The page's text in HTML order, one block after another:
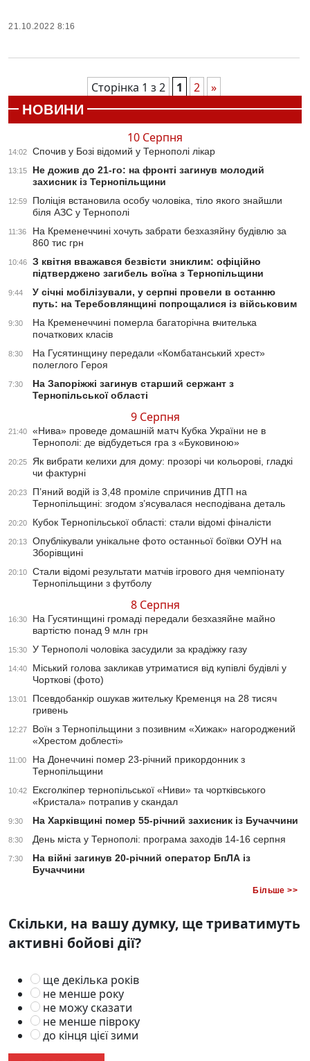
21.10.2022 8:16
Сторінка 1 з 2 1 2
»
НОВИНИ
10 Серпня
14:02 Спочив у Бозі відомий у Тернополі лікар
13:15
Не дожив до 21-го: на фронті загинув молодий
захисник із Тернопільщини
12:59
Поліція встановила особу чоловіка, тіло якого знайшли
біля АЗС у Тернополі
11:36
На Кременеччині хочуть забрати безхазяйну будівлю за
860 тис грн
10:46
З квітня вважався безвісти зниклим: офіційно
підтверджено загибель воїна з Тернопільщини
9:44
У січні мобілізували, у серпні провели в останню
путь: на Теребовлянщині попрощалися із військовим
9:30
На Кременеччині померла багаторічна вчителька
початкових класів
8:30
На Гусятинщину передали «Комбатанський хрест»
полеглого Героя
7:30
На Запоріжжі загинув старший сержант з
Тернопільської області
9 Серпня
21:40
«Нива» проведе домашній матч Кубка України не в
Тернополі: де відбудеться гра з «Буковиною»
20:25
Як вибрати келихи для дому: прозорі чи кольорові, гладкі
чи фактурні
20:23
П’яний водій із 3,48 проміле спричинив ДТП на
Тернопільщині: згодом з’ясувалася несподівана деталь
20:20 Кубок Тернопільської області: стали відомі фіналісти
20:13
Опублікували унікальне фото останньої боївки ОУН на
Зборівщині
20:10
Стали відомі результати матчів ігрового дня чемпіонату
Тернопільщини з футболу
8 Серпня
16:30
На Гусятинщині громаді передали безхазяйне майно
вартістю понад 9 млн грн
15:30 У Тернополі чоловіка засудили за крадіжку газу
14:40
Міський голова закликав утриматися від купівлі будівлі у
Чорткові (фото)
13:01
Псевдобанкір ошукав жительку Кременця на 28 тисяч
гривень
12:27
Воїн з Тернопільщини з позивним «Хижак» нагороджений
«Хрестом доблесті»
11:00
На Донеччині помер 23-річний прикордонник з
Тернопільщини
10:42
Ексголкіпер тернопільської «Ниви» та чортківського
«Кристала» потрапив у скандал
9:30 На Харківщині помер 55-річний захисник із Бучаччини
8:30 День міста у Тернополі: програма заходів 14-16 серпня
7:30
На війні загинув 20-річний оператор БпЛА із
Бучаччини
Більше >>
Скільки, на вашу думку, ще триватимуть
активні бойові дії?
ще декілька років
не менше року
не можу сказати
не менше півроку
до кінця цієї зими